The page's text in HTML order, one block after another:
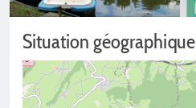
Situation géographique